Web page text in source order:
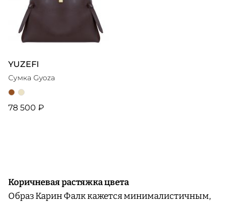
YUZEFI
Сумка Gyoza
78 500 ₽
Коричневая растяжка цвета
Образ Карин Фалк кажется минималистичным,